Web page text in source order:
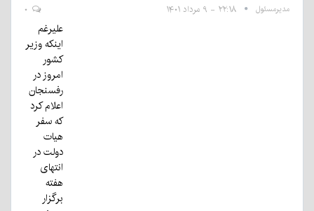
مدیرمسئول ۲۲:۱۸ - ۹ مرداد ۱۴۰۱
علیرغم
اینکه وزیر
کشور
امروز در
رفسنجان
اعلام کرد
که سفر
هیات
دولت در
انتهای
هفته
برگزار